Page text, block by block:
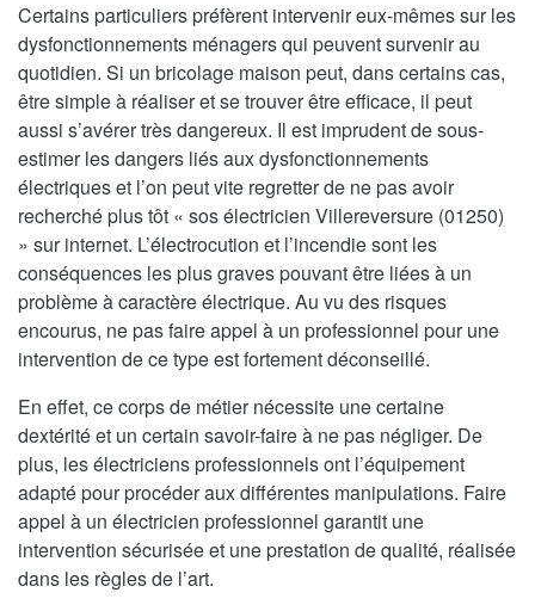
Certains particuliers préfèrent intervenir eux-mêmes sur les
dysfonctionnements ménagers qui peuvent survenir au
quotidien. Si un bricolage maison peut, dans certains cas,
être simple à réaliser et se trouver être efficace, il peut
aussi s’avérer très dangereux. Il est imprudent de sous-
estimer les dangers liés aux dysfonctionnements
électriques et l’on peut vite regretter de ne pas avoir
recherché plus tôt « sos électricien Villereversure (01250)
» sur internet. L’électrocution et l’incendie sont les
conséquences les plus graves pouvant être liées à un
problème à caractère électrique. Au vu des risques
encourus, ne pas faire appel à un professionnel pour une
intervention de ce type est fortement déconseillé.
En effet, ce corps de métier nécessite une certaine
dextérité et un certain savoir-faire à ne pas négliger. De
plus, les électriciens professionnels ont l’équipement
adapté pour procéder aux différentes manipulations. Faire
appel à un électricien professionnel garantit une
intervention sécurisée et une prestation de qualité, réalisée
dans les règles de l’art.